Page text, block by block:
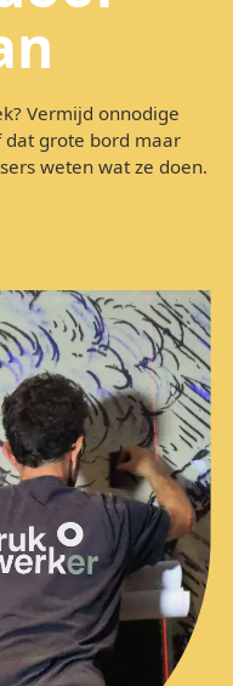
Vermijd onnodige
dat grote bord maar
weten wat ze doen.